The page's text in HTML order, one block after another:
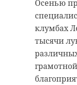
Осенью
клумбах
тысячи
Фото:
https://